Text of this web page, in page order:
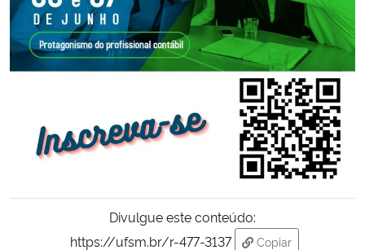
Controladoria-Geral da União
Ministério da Mulher, da Família e dos Direitos Humanos
Secretaria de Governo
Divulgue este conteúdo:
https://ufsm.br/r-477-3137
Copiar